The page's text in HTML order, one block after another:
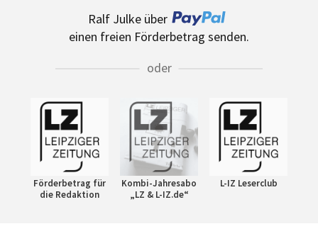
Ralf Julke über
einen freien Förderbetrag senden.
oder
Förderbetrag für
die Redaktion
Kombi-Jahresabo
„LZ & L-IZ.de“
L-IZ Leserclub